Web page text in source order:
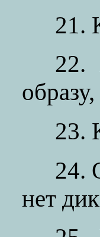
21.
22.
23.
24.
нет